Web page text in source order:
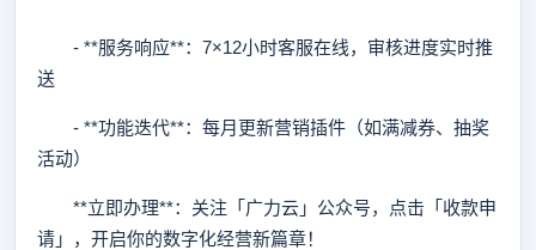
- **服务响应**：7×12小时客服在线，审核进度实时推
送
- **功能迭代**：每月更新营销插件（如满减券、抽奖
活动）
**立即办理**：关注「广力云」公众号，点击「收款申
请」，开启你的数字化经营新篇章！